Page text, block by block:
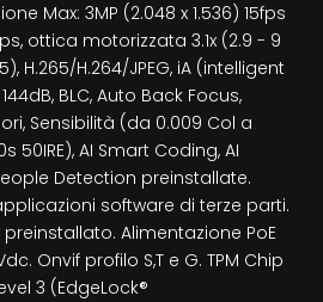
Max: 3MP (2.048 x 1.536) 15fps
ottica motorizzata 3.1x (2.9 - 9
H.265/H.264/JPEG, iA (intelligent
BLC, Auto Back Focus,
Sensibilità (da 0.009 Col a
50IRE), AI Smart Coding, AI
Detection preinstallate.
software di terze parti.
Alimentazione PoE
Onvif profilo S,T e G. TPM Chip
3 (EdgeLock®